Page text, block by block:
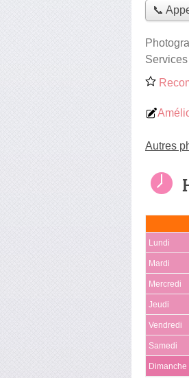
📞
Services
Autres
Lundi
Mardi
Mercredi
Jeudi
Vendredi
Samedi
Dimanche